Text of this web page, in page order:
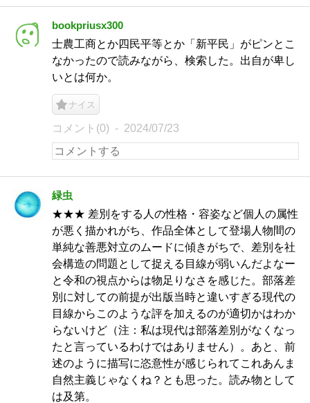
bookpriusx300
士農工商とか四民平等とか「新平民」がピンとこ
なかったので読みながら、検索した。出自が卑し
いとは何か。
ナイス
コメント(0) 2024/07/23
緑虫
★★★ 差別をする人の性格・容姿など個人の属性
が悪く描かれがち、作品全体として登場人物間の
単純な善悪対立のムードに傾きがちで、差別を社
会構造の問題として捉える目線が弱いんだよなー
と令和の視点からは物足りなさを感じた。部落差
別に対しての前提が出版当時と違いすぎる現代の
目線からこのような評を加えるのが適切かはわか
らないけど（注：私は現代は部落差別がなくなっ
たと言っているわけではありません）。あと、前
述のように描写に恣意性が感じられてこれあんま
自然主義じゃなくね？とも思った。読み物として
は及第。